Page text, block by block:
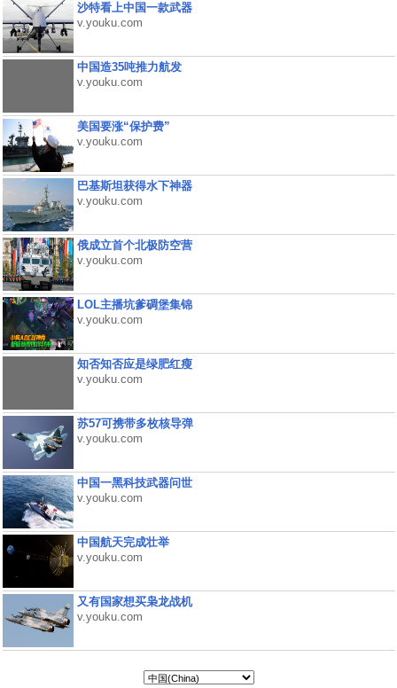
沙特看上中国一款武器
v.youku.com
中国造35吨推力航发
v.youku.com
美国要涨“保护费”
v.youku.com
巴基斯坦获得水下神器
v.youku.com
俄成立首个北极防空营
v.youku.com
LOL主播坑爹碉堡集锦
v.youku.com
知否知否应是绿肥红瘦
v.youku.com
苏57可携带多枚核导弹
v.youku.com
中国一黑科技武器问世
v.youku.com
中国航天完成壮举
v.youku.com
又有国家想买枭龙战机
v.youku.com